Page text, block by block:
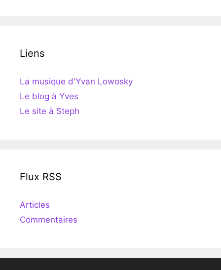
Liens
La musique d'Yvan Lowosky
Le blog à Yves
Le site à Steph
Flux RSS
Articles
Commentaires